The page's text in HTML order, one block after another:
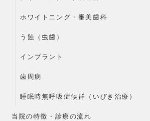
ホワイトニング・審美歯科
う蝕（虫歯）
インプラント
歯周病
睡眠時無呼吸症候群（いびき治療）
当院の特徴・診療の流れ